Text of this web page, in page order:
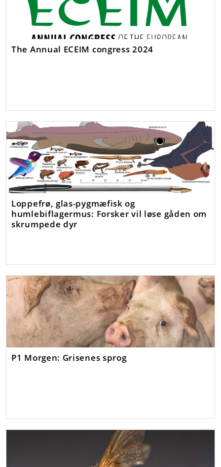
The Annual ECEIM congress 2024
Loppefrø, glas-pygmæfisk og
humlebiflagermus: Forsker vil løse gåden om
skrumpede dyr
P1 Morgen: Grisenes sprog